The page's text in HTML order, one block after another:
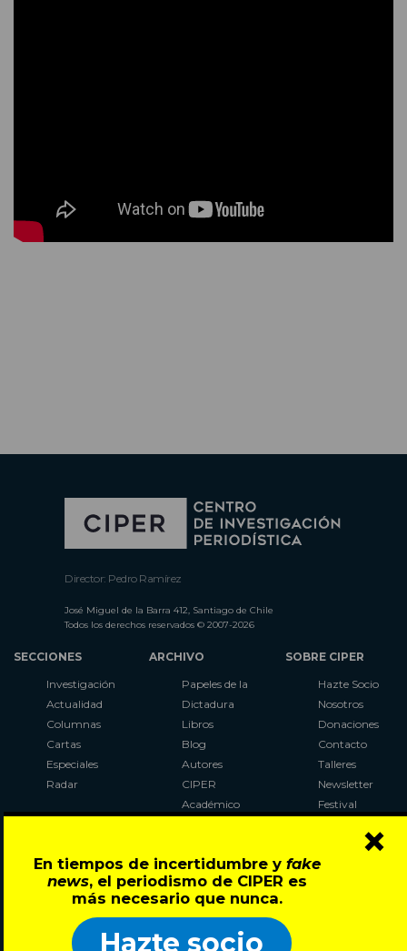
En tiempos de incertidumbre y fake
news, el periodismo de CIPER es
más necesario que nunca.
Hazte socio
×
Director: Pedro Ramírez
José Miguel de la Barra 412, Santiago de Chile
Todos los derechos reservados © 2007-2026
SECCIONES
Investigación
Actualidad
Columnas
Cartas
Especiales
Radar
ARCHIVO
Papeles de la
Dictadura
Libros
Blog
Autores
CIPER
Académico
Al Plebiscito
con CIPER
SOBRE CIPER
Hazte Socio
Nosotros
Donaciones
Contacto
Talleres
Newsletter
Festival